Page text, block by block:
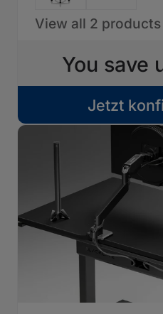
View all 2
You save
Jetzt